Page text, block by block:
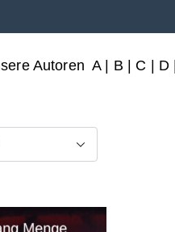
AutorenA| B C D